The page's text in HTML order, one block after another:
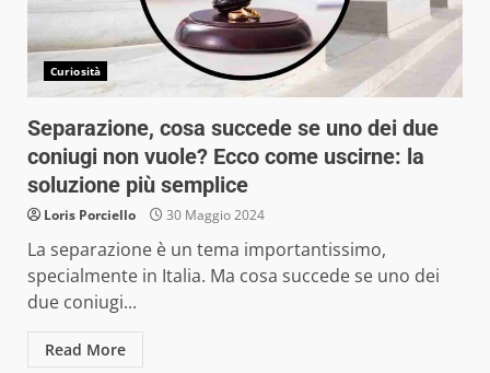
Curiosità
Separazione, cosa succede se uno dei due
coniugi non vuole? Ecco come uscirne: la
soluzione più semplice
Loris Porciello 30 Maggio 2024
La separazione è un tema importantissimo,
specialmente in Italia. Ma cosa succede se uno dei
due coniugi...
Read More